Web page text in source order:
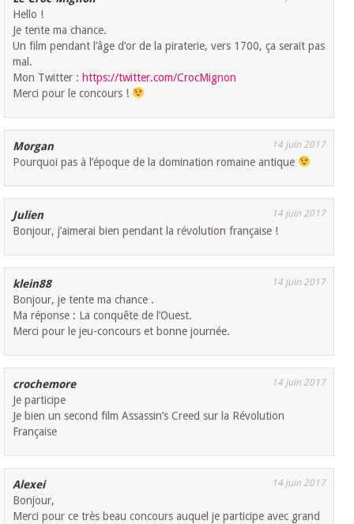
Hello !
Je tente ma chance.
Un film pendant l’âge d’or de la piraterie, vers 1700, ça serait pas
mal.
Mon Twitter : https://twitter.com/CrocMignon
Merci pour le concours !
Morgan 14 juin 2017
Pourquoi pas à l’époque de la domination romaine antique
Julien 14 juin 2017
Bonjour, j’aimerai bien pendant la révolution française !
klein88 14 juin 2017
Bonjour, je tente ma chance .
Ma réponse : La conquête de l’Ouest.
Merci pour le jeu-concours et bonne journée.
crochemore 14 juin 2017
Je participe
Je bien un second film Assassin’s Creed sur la Révolution
Française
Alexei 14 juin 2017
Bonjour,
Merci pour ce très beau concours auquel je participe avec grand